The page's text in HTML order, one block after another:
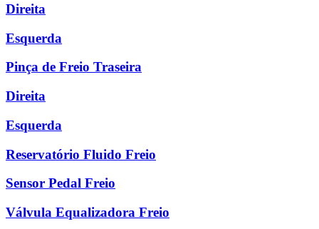
Direita
Esquerda
Pinça de Freio Traseira
Direita
Esquerda
Reservatório Fluido Freio
Sensor Pedal Freio
Válvula Equalizadora Freio